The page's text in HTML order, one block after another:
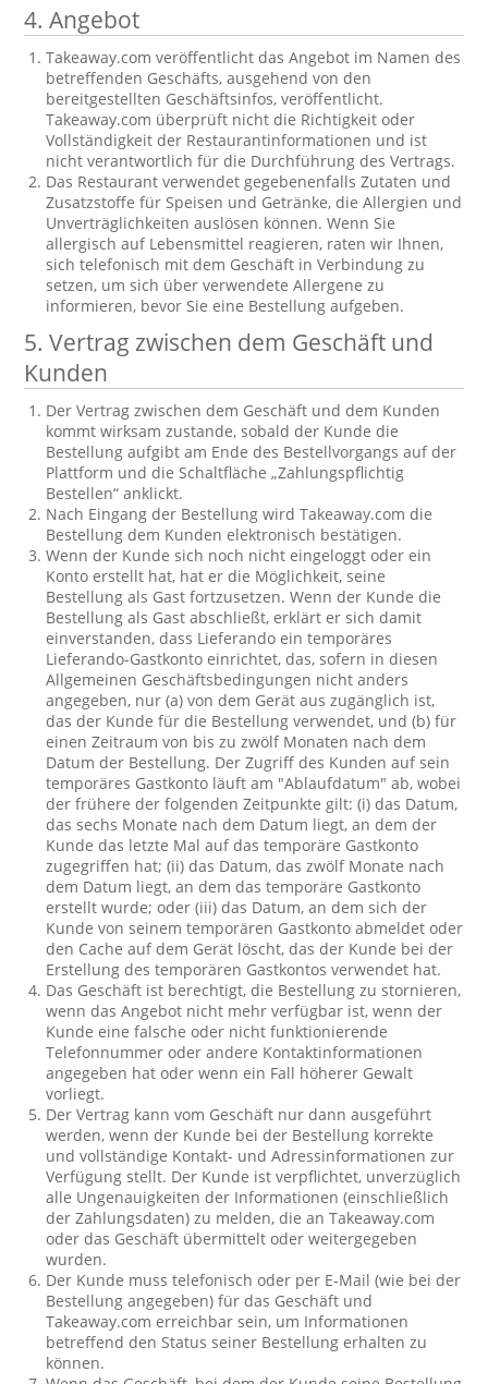
4. Angebot
Takeaway.com veröffentlicht das Angebot im Namen des
betreffenden Geschäfts, ausgehend von den
bereitgestellten Geschäftsinfos, veröffentlicht.
Takeaway.com überprüft nicht die Richtigkeit oder
Vollständigkeit der Restaurantinformationen und ist
nicht verantwortlich für die Durchführung des Vertrags.
Das Restaurant verwendet gegebenenfalls Zutaten und
Zusatzstoffe für Speisen und Getränke, die Allergien und
Unverträglichkeiten auslösen können. Wenn Sie
allergisch auf Lebensmittel reagieren, raten wir Ihnen,
sich telefonisch mit dem Geschäft in Verbindung zu
setzen, um sich über verwendete Allergene zu
informieren, bevor Sie eine Bestellung aufgeben.
5. Vertrag zwischen dem Geschäft und
Kunden
Der Vertrag zwischen dem Geschäft und dem Kunden
kommt wirksam zustande, sobald der Kunde die
Bestellung aufgibt am Ende des Bestellvorgangs auf der
Plattform und die Schaltfläche „Zahlungspflichtig
Bestellen“ anklickt.
Nach Eingang der Bestellung wird Takeaway.com die
Bestellung dem Kunden elektronisch bestätigen.
Wenn der Kunde sich noch nicht eingeloggt oder ein
Konto erstellt hat, hat er die Möglichkeit, seine
Bestellung als Gast fortzusetzen. Wenn der Kunde die
Bestellung als Gast abschließt, erklärt er sich damit
einverstanden, dass Lieferando ein temporäres
Lieferando-Gastkonto einrichtet, das, sofern in diesen
Allgemeinen Geschäftsbedingungen nicht anders
angegeben, nur (a) von dem Gerät aus zugänglich ist,
das der Kunde für die Bestellung verwendet, und (b) für
einen Zeitraum von bis zu zwölf Monaten nach dem
Datum der Bestellung. Der Zugriff des Kunden auf sein
temporäres Gastkonto läuft am "Ablaufdatum" ab, wobei
der frühere der folgenden Zeitpunkte gilt: (i) das Datum,
das sechs Monate nach dem Datum liegt, an dem der
Kunde das letzte Mal auf das temporäre Gastkonto
zugegriffen hat; (ii) das Datum, das zwölf Monate nach
dem Datum liegt, an dem das temporäre Gastkonto
erstellt wurde; oder (iii) das Datum, an dem sich der
Kunde von seinem temporären Gastkonto abmeldet oder
den Cache auf dem Gerät löscht, das der Kunde bei der
Erstellung des temporären Gastkontos verwendet hat.
Das Geschäft ist berechtigt, die Bestellung zu stornieren,
wenn das Angebot nicht mehr verfügbar ist, wenn der
Kunde eine falsche oder nicht funktionierende
Telefonnummer oder andere Kontaktinformationen
angegeben hat oder wenn ein Fall höherer Gewalt
vorliegt.
Der Vertrag kann vom Geschäft nur dann ausgeführt
werden, wenn der Kunde bei der Bestellung korrekte
und vollständige Kontakt- und Adressinformationen zur
Verfügung stellt. Der Kunde ist verpflichtet, unverzüglich
alle Ungenauigkeiten der Informationen (einschließlich
der Zahlungsdaten) zu melden, die an Takeaway.com
oder das Geschäft übermittelt oder weitergegeben
wurden.
Der Kunde muss telefonisch oder per E-Mail (wie bei der
Bestellung angegeben) für das Geschäft und
Takeaway.com erreichbar sein, um Informationen
betreffend den Status seiner Bestellung erhalten zu
können.